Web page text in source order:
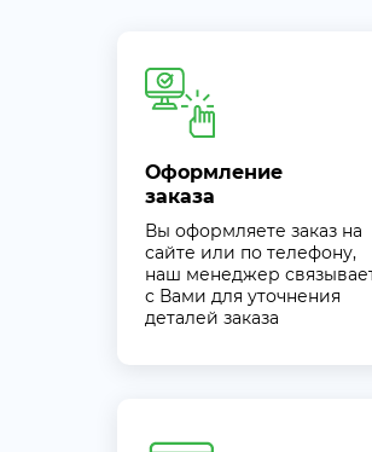
Оформление
заказа
Вы оформляете заказ на
сайте или по телефону,
наш менеджер
с Вами для уточнения
деталей заказа